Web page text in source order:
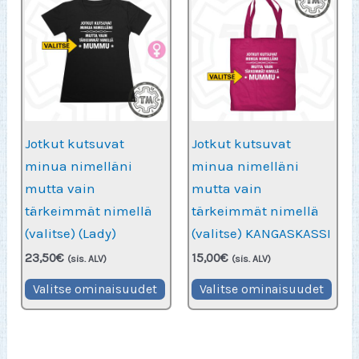
Jotkut kutsuvat
minua nimelläni
mutta vain
tärkeimmät nimellä
(valitse) (Lady)
23,50€ (sis. ALV)
Valitse ominaisuudet Tällä
tuotteella
Jotkut kutsuvat
minua nimelläni
mutta vain
tärkeimmät nimellä
(valitse) KANGASKASSI
15,00€ (sis. ALV)
Valitse ominaisuudet